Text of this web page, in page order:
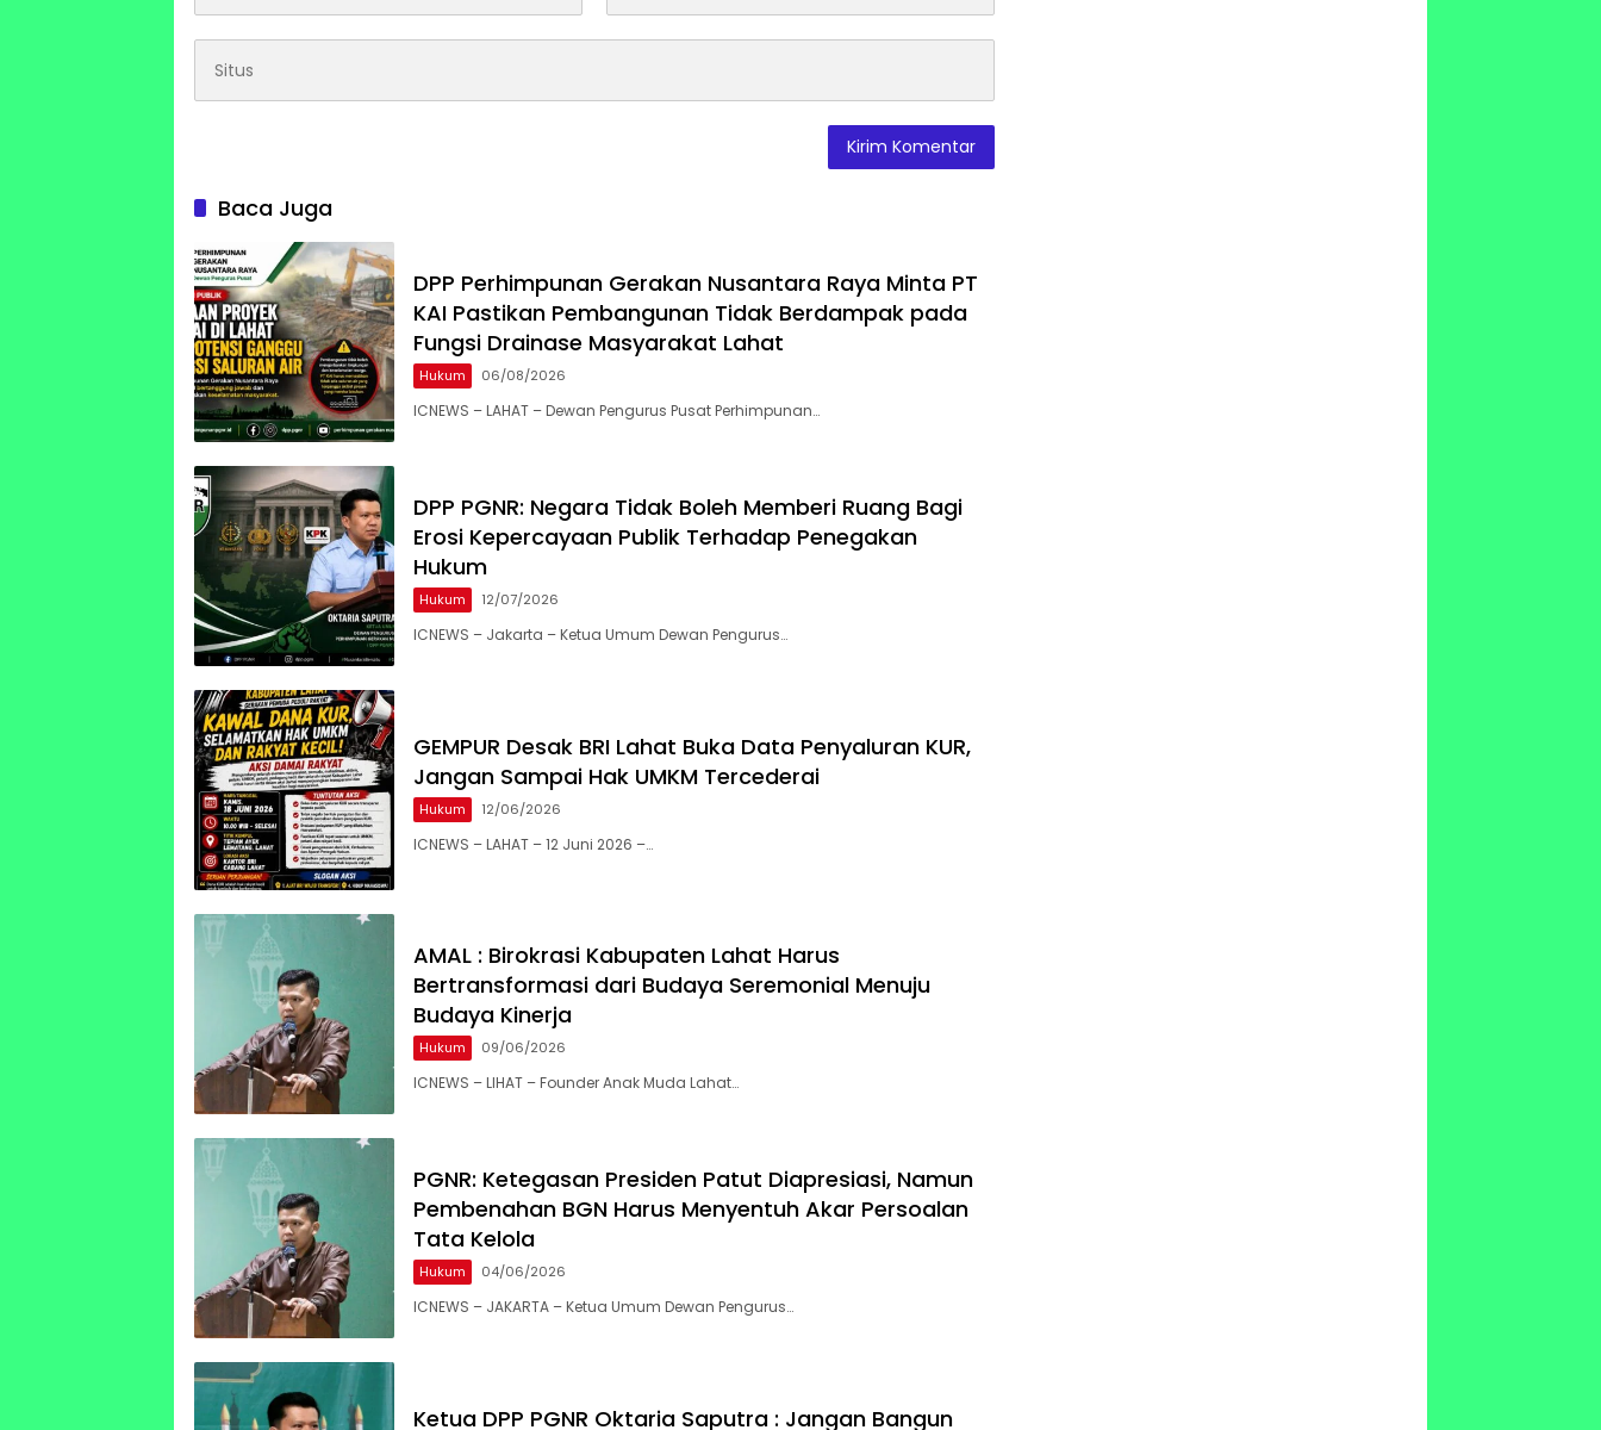
Baca Juga
DPP Perhimpunan Gerakan Nusantara Raya Minta PT
KAI Pastikan Pembangunan Tidak Berdampak pada
Fungsi Drainase Masyarakat Lahat
Hukum 06/08/2026
ICNEWS – LAHAT – Dewan Pengurus Pusat Perhimpunan…
DPP PGNR: Negara Tidak Boleh Memberi Ruang Bagi
Erosi Kepercayaan Publik Terhadap Penegakan
Hukum
Hukum 12/07/2026
ICNEWS – Jakarta – Ketua Umum Dewan Pengurus…
GEMPUR Desak BRI Lahat Buka Data Penyaluran KUR,
Jangan Sampai Hak UMKM Tercederai
Hukum 12/06/2026
ICNEWS – LAHAT – 12 Juni 2026 –…
AMAL : Birokrasi Kabupaten Lahat Harus
Bertransformasi dari Budaya Seremonial Menuju
Budaya Kinerja
Hukum 09/06/2026
ICNEWS – LIHAT – Founder Anak Muda Lahat…
PGNR: Ketegasan Presiden Patut Diapresiasi, Namun
Pembenahan BGN Harus Menyentuh Akar Persoalan
Tata Kelola
Hukum 04/06/2026
ICNEWS – JAKARTA – Ketua Umum Dewan Pengurus…
Ketua DPP PGNR Oktaria Saputra : Jangan Bangun